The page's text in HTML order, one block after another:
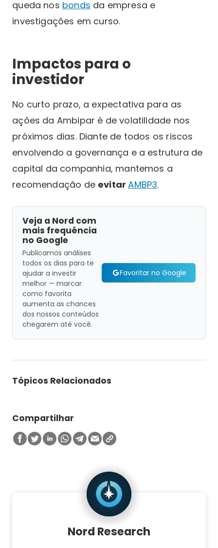
queda nos bonds da empresa e
investigações em curso.
Impactos para o
investidor
No curto prazo, a expectativa para as
ações da Ambipar é de volatilidade nos
próximos dias. Diante de todos os riscos
envolvendo a governança e a estrutura de
capital da companhia, mantemos a
recomendação de evitarAMBP3.
Veja a Nord com
mais frequência
no Google
Publicamos análises
todos os dias para te
ajudar a investir
melhor — marcar
como favorita
aumenta as chances
dos nossos conteúdos
chegarem até você.
Favoritar no Google
Tópicos Relacionados
Compartilhar
Nord Research